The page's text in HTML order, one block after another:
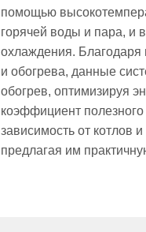
помощью
горячей воды и пара, и
охлаждения. Благодаря
и обогрева, данные
обогрев, оптимизируя
коэффициент
зависимость от котлов
предлагая им